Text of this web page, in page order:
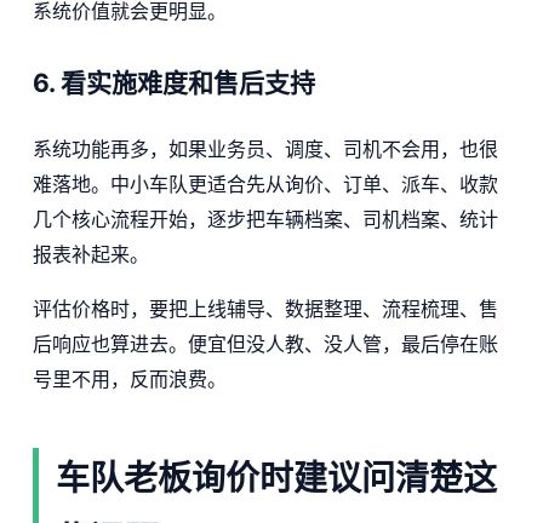
系统价值就会更明显。
6. 看实施难度和售后支持
系统功能再多，如果业务员、调度、司机不会用，也很
难落地。中小车队更适合先从询价、订单、派车、收款
几个核心流程开始，逐步把车辆档案、司机档案、统计
报表补起来。
评估价格时，要把上线辅导、数据整理、流程梳理、售
后响应也算进去。便宜但没人教、没人管，最后停在账
号里不用，反而浪费。
车队老板询价时建议问清楚这